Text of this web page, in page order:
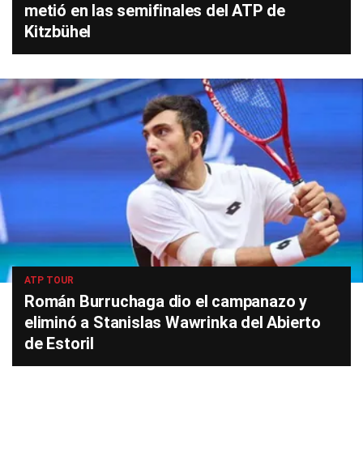
metió en las semifinales del ATP de
Kitzbühel
ATP TOUR
Román Burruchaga dio el campanazo y
eliminó a Stanislas Wawrinka del Abierto
de Estoril